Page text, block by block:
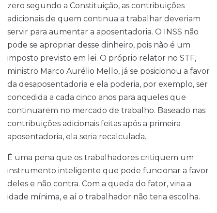
zero segundo a Constituição, as contribuições
adicionais de quem continua a trabalhar deveriam
servir para aumentar a aposentadoria. O INSS não
pode se apropriar desse dinheiro, pois não é um
imposto previsto em lei. O próprio relator no STF,
ministro Marco Aurélio Mello, já se posicionou a favor
da desaposentadoria e ela poderia, por exemplo, ser
concedida a cada cinco anos para aqueles que
continuarem no mercado de trabalho. Baseado nas
contribuições adicionais feitas após a primeira
aposentadoria, ela seria recalculada.
É uma pena que os trabalhadores critiquem um
instrumento inteligente que pode funcionar a favor
deles e não contra. Com a queda do fator, viria a
idade mínima, e aí o trabalhador não teria escolha.